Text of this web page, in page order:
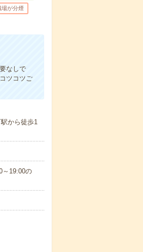
場が分煙
なしで
ツコツご
から徒歩1
～19:00の